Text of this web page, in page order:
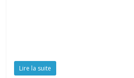
Lire la suite